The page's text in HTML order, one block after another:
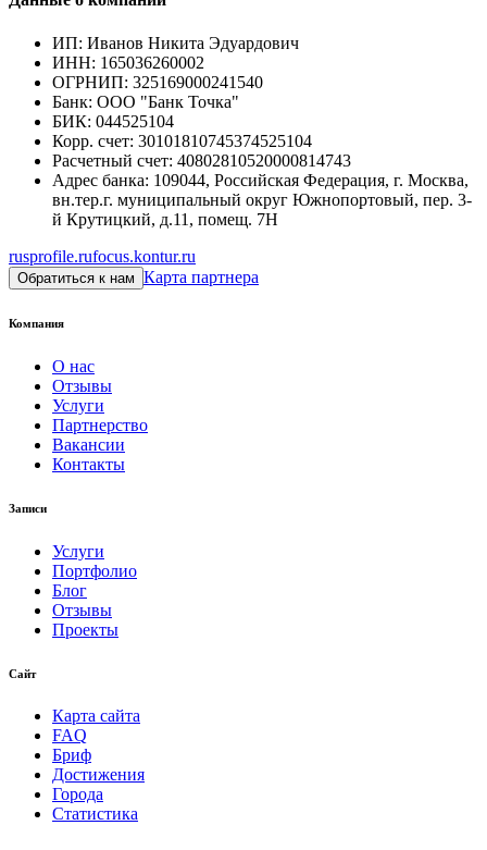
ИП: Иванов Никита Эдуардович
ИНН: 165036260002
ОГРНИП: 325169000241540
Банк: ООО "Банк Точка"
БИК: 044525104
Корр. счет: 30101810745374525104
Расчетный счет: 40802810520000814743
Адрес банка: 109044, Российская Федерация, г. Москва,
вн.тер.г. муниципальный округ Южнопортовый, пер. 3-
й Крутицкий, д.11, помещ. 7Н
rusprofile.rufocus.kontur.ru
Обратиться к нам Карта партнера
Компания
О нас
Отзывы
Услуги
Партнерство
Вакансии
Контакты
Записи
Услуги
Портфолио
Блог
Отзывы
Проекты
Сайт
Карта сайта
FAQ
Бриф
Достижения
Города
Статистика